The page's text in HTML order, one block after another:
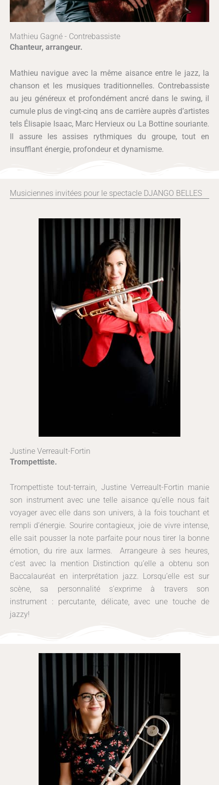
Mathieu Gagné - Contrebassiste
Chanteur, arrangeur.
Mathieu navigue avec la même aisance entre le jazz, la
chanson et les musiques traditionnelles. Contrebassiste
au jeu généreux et profondément ancré dans le swing, il
cumule plus de vingt-cinq ans de carrière auprès d’artistes
tels Élisapie Isaac, Marc Hervieux ou La Bottine souriante.
Il assure les assises rythmiques du groupe, tout en
insufflant énergie, profondeur et dynamisme.
Musiciennes invitées pour le spectacle DJANGO BELLES
Justine Verreault-Fortin
Trompettiste.
Trompettiste tout-terrain, Justine Verreault-Fortin manie
son instrument avec une telle aisance qu’elle nous fait
voyager avec elle dans son univers, à la fois touchant et
rempli d’énergie. Sourire contagieux, joie de vivre intense,
elle sait pousser la note parfaite pour nous tirer la bonne
émotion, du rire aux larmes. Arrangeure à ses heures,
c’est avec la mention Distinction qu’elle a obtenu son
Baccalauréat en interprétation jazz. Lorsqu’elle est sur
scène, sa personnalité s’exprime à travers son
instrument : percutante, délicate, avec une touche de
jazzy!